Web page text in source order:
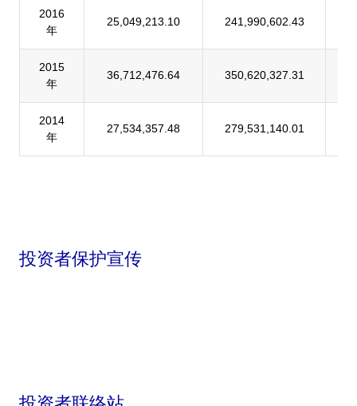
2016
年
25,049,213.10 241,990,602.43
2015
年
36,712,476.64 350,620,327.31
2014
年
27,534,357.48 279,531,140.01
投资者保护宣传